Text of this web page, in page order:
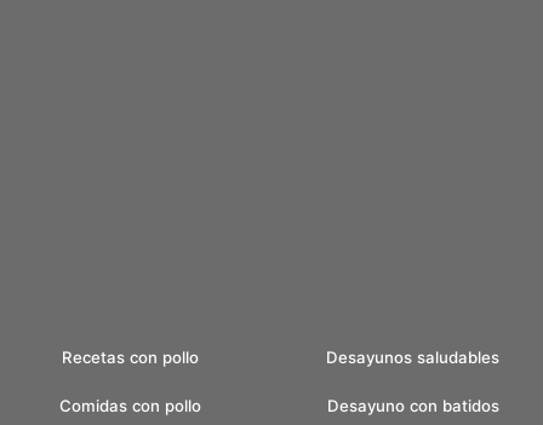
Recetas con pollo
Comidas con pollo
Desayunos saludables
Desayuno con batidos